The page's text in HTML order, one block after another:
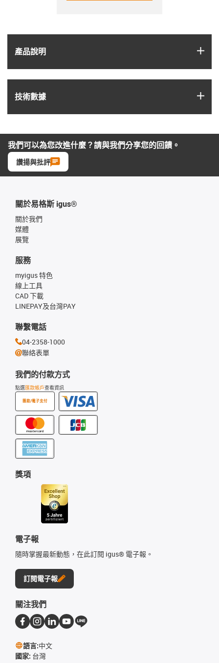
產品說明
技術數據
我們可以為您改進什麼？請與我們分享您的回饋。
讚揚與批評
關於易格斯 igus®
關於我們
媒體
展覽
我們的付款方式
點選匯款帳戶查看資訊
匯款/電子支付
服務
myigus 特色
線上工具
CAD 下載
LINEPAY及台灣PAY
獎項
電子報
隨時掌握最新動態，在此訂閱 igus® 電子報。
訂閱電子報
聯繫電話
04-2358-1000
聯絡表單
關注我們
語言:中文
國家: 台灣